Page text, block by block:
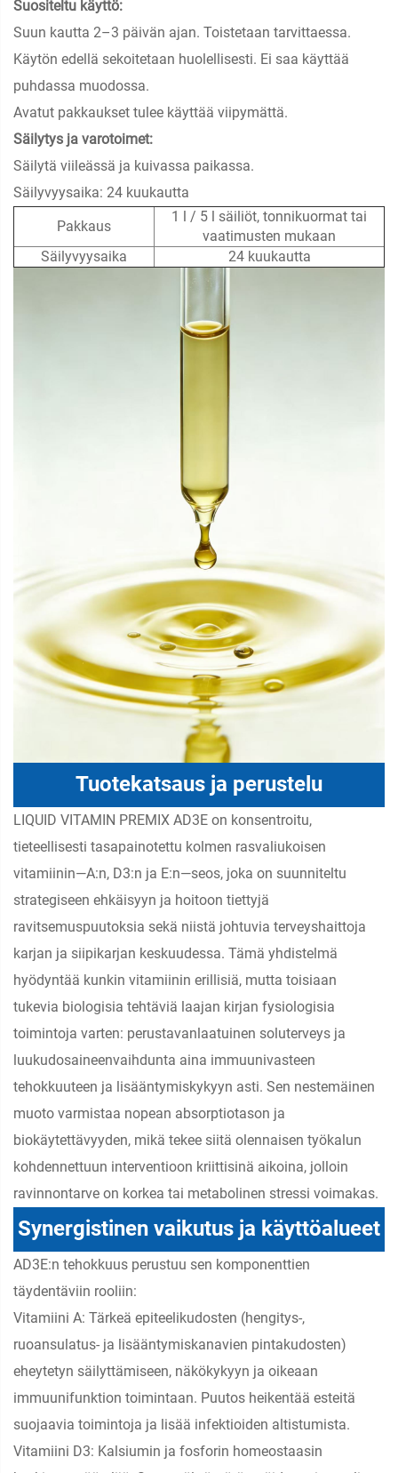
Suositeltu käyttö:
Suun kautta 2–3 päivän ajan. Toistetaan tarvittaessa.
Käytön edellä sekoitetaan huolellisesti. Ei saa käyttää
puhdassa muodossa.
Avatut pakkaukset tulee käyttää viipymättä.
Säilytys ja varotoimet:
Säilytä viileässä ja kuivassa paikassa.
Säilyvyysaika: 24 kuukautta
Pakkaus
1 l / 5 l säiliöt, tonnikuormat tai
vaatimusten mukaan
Säilyvyysaika
24 kuukautta
Tuotekatsaus ja perustelu
LIQUID VITAMIN PREMIX AD3E on konsentroitu,
tieteellisesti tasapainotettu kolmen rasvaliukoisen
vitamiinin—A:n, D3:n ja E:n—seos, joka on suunniteltu
strategiseen ehkäisyyn ja hoitoon tiettyjä
ravitsemuspuutoksia sekä niistä johtuvia terveyshaittoja
karjan ja siipikarjan keskuudessa. Tämä yhdistelmä
hyödyntää kunkin vitamiinin erillisiä, mutta toisiaan
tukevia biologisia tehtäviä laajan kirjan fysiologisia
toimintoja varten: perustavanlaatuinen soluterveys ja
luukudosaineenvaihdunta aina immuunivasteen
tehokkuuteen ja lisääntymiskykyyn asti. Sen nestemäinen
muoto varmistaa nopean absorptiotason ja
biokäytettävyyden, mikä tekee siitä olennaisen työkalun
kohdennettuun interventioon kriittisinä aikoina, jolloin
ravinnontarve on korkea tai metabolinen stressi voimakas.
Synergistinen vaikutus ja käyttöalueet
AD3E:n tehokkuus perustuu sen komponenttien
täydentäviin rooliin:
Vitamiini A: Tärkeä epiteelikudosten (hengitys-,
ruoansulatus- ja lisääntymiskanavien pintakudosten)
eheytetyn säilyttämiseen, näkökykyyn ja oikeaan
immuunifunktion toimintaan. Puutos heikentää esteitä
suojaavia toimintoja ja lisää infektioiden altistumista.
Vitamiini D3: Kalsiumin ja fosforin homeostaasin